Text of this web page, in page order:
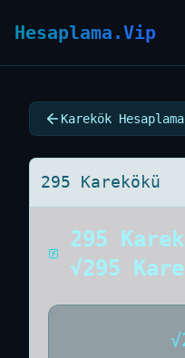
Hesaplama.Vip
Karekök Hesaplama
295 Karekökü
295
√295
√